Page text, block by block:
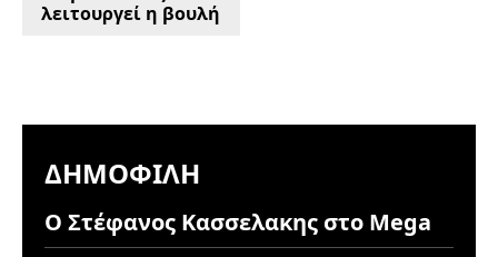
λειτουργεί η βουλή
ΔΗΜΟΦΙΛΉ
Ο Στέφανος Κασσελακης στο Mega